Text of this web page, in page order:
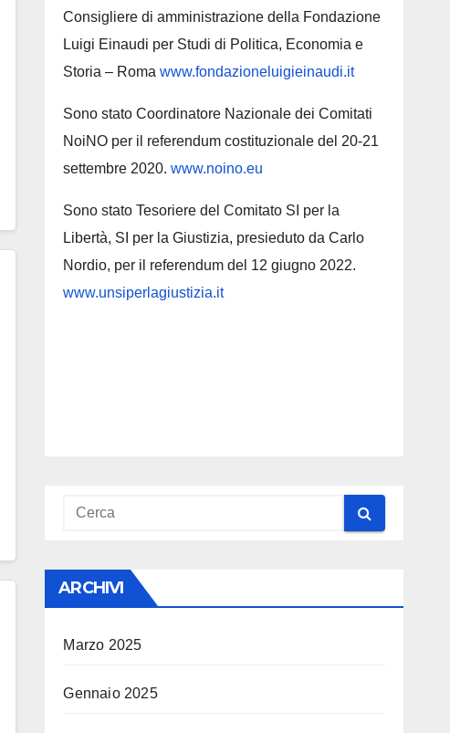
Consigliere di amministrazione della Fondazione
Luigi Einaudi per Studi di Politica, Economia e
Storia – Romawww.fondazioneluigieinaudi.it
Sono stato Coordinatore Nazionale dei Comitati
NoiNO per il referendum costituzionale del 20-21
settembre 2020.www.noino.eu
Sono stato Tesoriere del Comitato SI per la
Libertà, SI per la Giustizia, presieduto da Carlo
Nordio, per il referendum del 12 giugno 2022.
www.unsiperlagiustizia.it
ARCHIVI
Marzo 2025
Gennaio 2025